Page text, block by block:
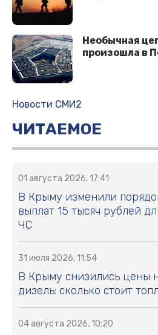
Необычная
произошла в
Новости СМИ2
ЧИТАЕМОЕ
01 августа 2026, 17:41
В Крыму изменили
выплат 15 тысяч рублей
ЧС
31 июля 2026, 11:54
В Крыму снизились цены
дизель: сколько стоит
04 августа 2026, 10:20